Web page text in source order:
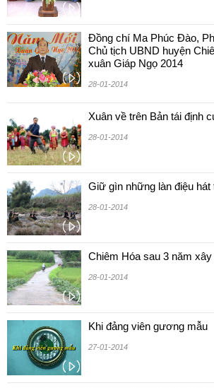
Đồng chí Ma Phúc Đào,
Chủ tịch UBND huyện
xuân Giáp Ngọ 2014
28-01-2014
Xuân về trên Bản tái định
28-01-2014
Giữ gìn những làn điệu hát
28-01-2014
Chiêm Hóa sau 3 năm
28-01-2014
Khi đảng viên gương mẫu
27-01-2014